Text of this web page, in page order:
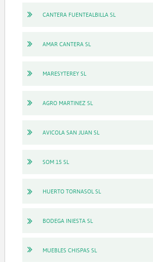
CANTERA FUENTEALBILLA SL
AMAR CANTERA SL
MARESYTEREY SL
AGRO MARTINEZ SL
AVICOLA SAN JUAN SL
SOM 15 SL
HUERTO TORNASOL SL
BODEGA INIESTA SL
MUEBLES CHISPAS SL